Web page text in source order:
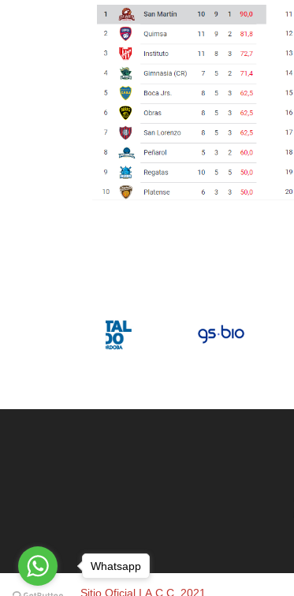
Sitio Oficial I.A.C.C. 2021
Whatsapp